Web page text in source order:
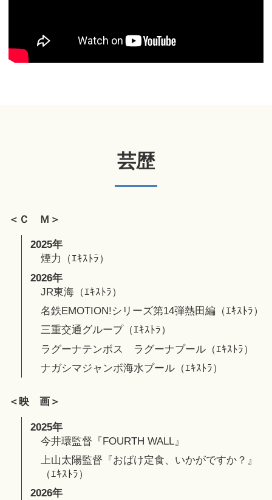
芸歴
＜Ｃ Ｍ＞
2025年
煙力（ｴｷｽﾄﾗ）
2026年
JR東海（ｴｷｽﾄﾗ）
名鉄EMOTION!シリーズ第14弾熱田編（ｴｷｽﾄﾗ）
三重交通グループ（ｴｷｽﾄﾗ）
ラグーナテンボス ラグーナプール（ｴｷｽﾄﾗ）
ナガシマジャンボ海水プール（ｴｷｽﾄﾗ）
＜映 画＞
2025年
今井環監督『FOURTH WALL』
上山太陽監督『おばけ定食、いかがですか？』
（ｴｷｽﾄﾗ）
2026年